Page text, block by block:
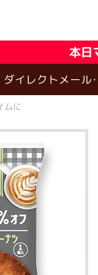
本日
ダイレクトメール
ムに